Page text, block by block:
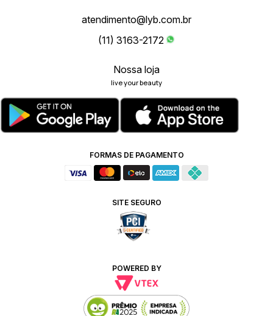
atendimento@lyb.com.br
(11) 3163-2172
Nossa loja
live your beauty
FORMAS DE PAGAMENTO
SITE SEGURO
POWERED BY